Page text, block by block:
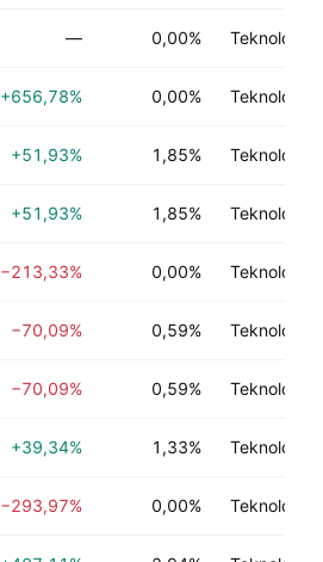
— 0,00% Teknologi
+656,78% 0,00% Teknologi
+51,93% 1,85% Teknologi
+51,93% 1,85% Teknologi
−213,33% 0,00% Teknologi
−70,09% 0,59% Teknologi
−70,09% 0,59% Teknologi
+39,34% 1,33% Teknologi
−293,97% 0,00% Teknologi